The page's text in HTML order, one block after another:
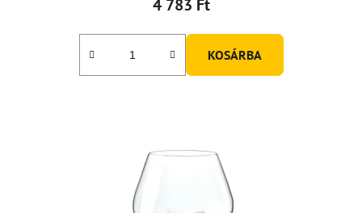
4 783 Ft
KOSÁRBA